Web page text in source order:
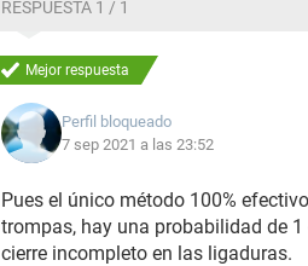
RESPUESTA 1 / 1
Mejor respuesta
Perfil bloqueado
7 sep 2021 a las 23:52
Pues el único método 100%
trompas, hay una probabilidad de
cierre incompleto en las ligaduras.